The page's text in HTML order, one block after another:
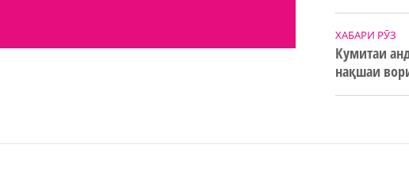
ХАБАРИ РӮЗ
Кумитаи
нақшаи